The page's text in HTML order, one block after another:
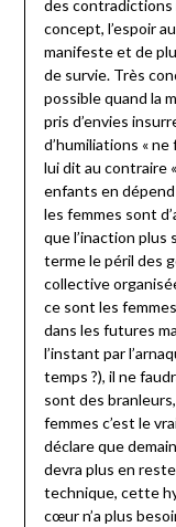
des contradictions
concept, l’espoir
manifeste et de
de survie. Très
possible quand la
pris d’envies
d’humiliations « ne
lui dit au contraire
enfants en dépend
les femmes sont
que l’inaction plus
terme le péril des
collective
ce sont les
dans les futures
l’instant par
temps ?), il ne
sont des
femmes c’est le
déclare que
devra plus en
technique, cette
cœur n’a plus